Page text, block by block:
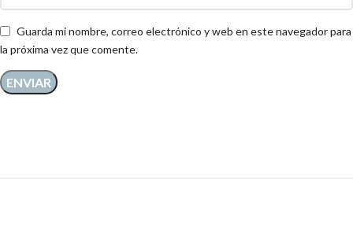
Guarda mi nombre, correo electrónico y web en este navegador para
la próxima vez que comente.